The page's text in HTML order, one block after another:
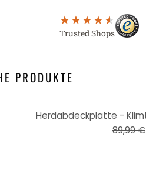
Trusted Shops
PRODUKTE
Herdabdeckplatte -
89,99 €